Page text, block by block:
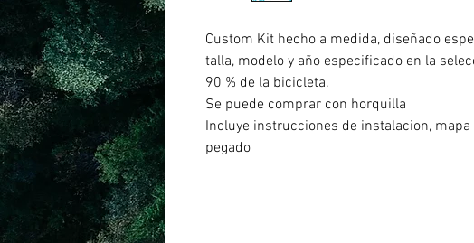
Custom Kit hecho a medida, diseñado
talla, modelo y año especificado en la
90 % de la bicicleta.
Se puede comprar con horquilla
Incluye instrucciones de instalacion,
pegado